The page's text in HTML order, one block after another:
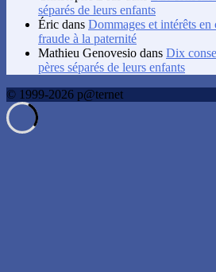
séparés de leurs enfants
Éric dans Dommages et intérêts en
fraude à la paternité
Mathieu Genovesio dans Dix
pères séparés de leurs enfants
© 1999-2026 p@ternet